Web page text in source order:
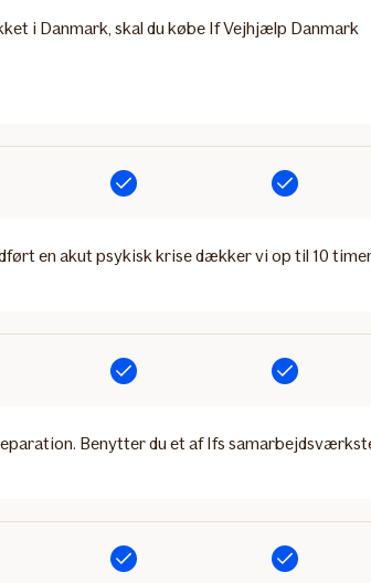
i Danmark, skal du købe If Vejhjælp Danmark
Inkluderet Inkluderet
en akut psykisk krise dækker vi op til 10
Inkluderet Inkluderet
Benytter du et af Ifs
Inkluderet Inkluderet